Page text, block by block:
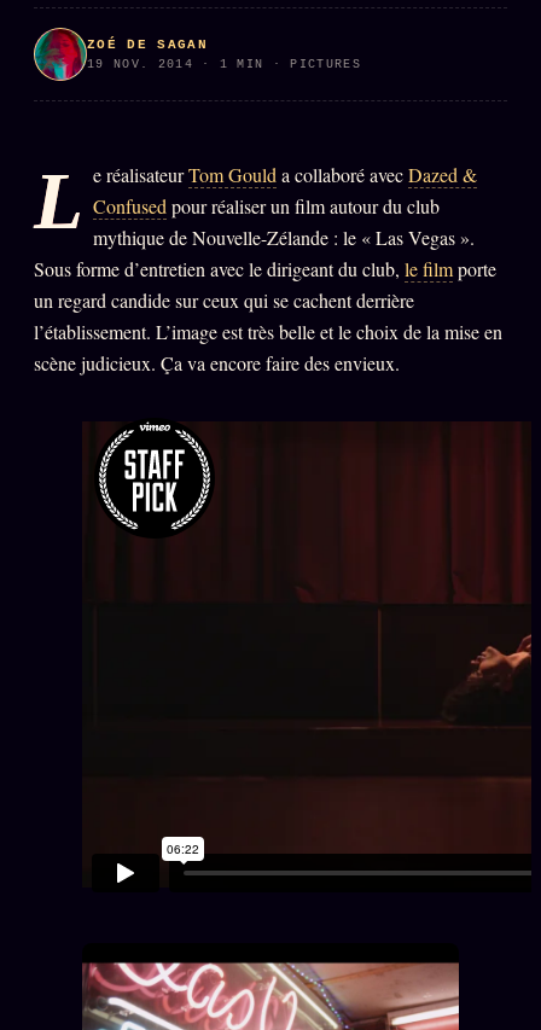
Chat Oracle LIVE
Oracle z/S
Oracle Analyse
24€
Oracle Éclair
Oracle Couples
Oracle Famille
Oracle Sigil Sonore
Oracle Parfum
BRAQUAGE2021
2024
Les Limites2025
ZOÉ DE SAGAN
19 NOV. 2014 · 1 MIN · PICTURES
L e réalisateurTom Gould a collaboré avecDazed &
Confused pour réaliser un film autour du club
mythique de Nouvelle-Zélande : le « Las Vegas ».
Sous forme d’entretien avec le dirigeant du club, le filmporte
un regard candide sur ceux qui se cachent derrière
l’établissement. L’image est très belle et le choix de la mise en
scène judicieux. Ça va encore faire des envieux.